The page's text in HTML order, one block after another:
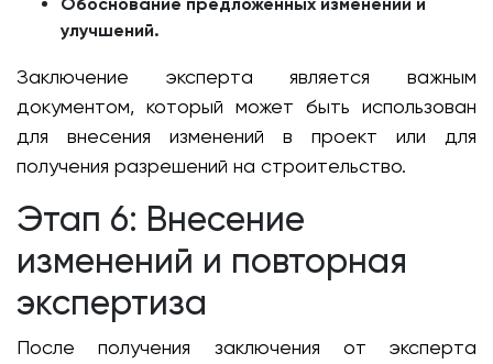
улучшений.
Заключение эксперта является важным
документом, который может быть использован
для внесения изменений в проект или для
получения разрешений на строительство.
Этап 6: Внесение
изменений и повторная
экспертиза
После получения заключения от эксперта